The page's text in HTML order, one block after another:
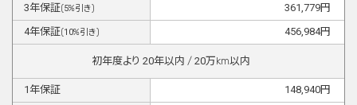
3年保証(5%引き) 361,779円
4年保証(10%引き) 456,984円
初年度より 20年以内 / 20万km以内
1年保証 148,940円